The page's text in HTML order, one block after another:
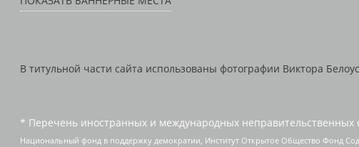
В титульной части сайта использованы фотографии Виктора
* Перечень иностранных и международных неправительственных
Национальный фонд в поддержку демократии, Институт Открытое Общество Фонд